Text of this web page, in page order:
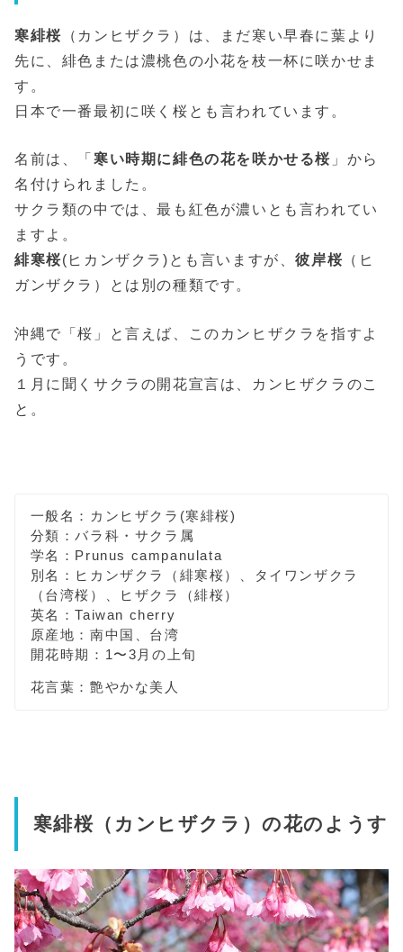
寒緋桜 （カンヒザクラ）は、まだ寒い早春に葉より
先に、緋色または濃桃色の小花を枝一杯に咲かせま
す。
日本で一番最初に咲く桜とも言われています。
名前は、「 寒い時期に緋色の花を咲かせる桜 」から
名付けられました。
サクラ類の中では、最も紅色が濃いとも言われてい
ますよ。
緋寒桜(ヒカンザクラ)とも言いますが、彼岸桜 （ヒ
ガンザクラ）とは別の種類です。
沖縄で「桜」と言えば、このカンヒザクラを指すよ
うです。
１月に聞くサクラの開花宣言は、カンヒザクラのこ
と。
一般名：カンヒザクラ(寒緋桜)
分類：バラ科・サクラ属
学名：Prunus campanulata
別名：ヒカンザクラ（緋寒桜）、タイワンザクラ
（台湾桜）、ヒザクラ（緋桜）
英名：Taiwan cherry
原産地：南中国、台湾
開花時期：1〜3月の上旬
花言葉：艶やかな美人
寒緋桜（カンヒザクラ）の花のようす